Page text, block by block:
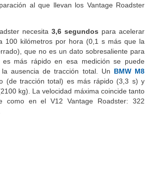
al que llevan los Vantage Roadster
necesita 3,6 segundos para acelerar
100 kilómetros por hora (0,1 s más que la
que no es un dato sobresaliente para
más rápido en esa medición se puede
ausencia de tracción total. Un BMW M8
(de tracción total) es más rápido (3,3 s) y
kg). La velocidad máxima coincide tanto
como en el V12 Vantage Roadster: 322